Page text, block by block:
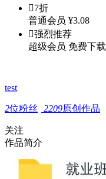
7折
普通会员 ¥3.08
强烈推荐
超级会员 免费下载
test
2位粉丝 2209原创作品
关注
作品简介